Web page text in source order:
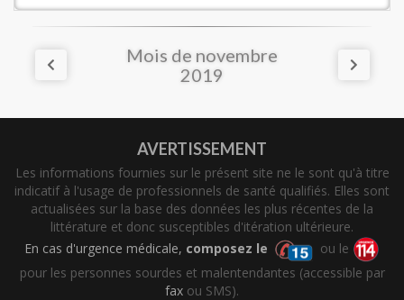
Mois de novembre
2019
AVERTISSEMENT
Les informations fournies sur le présent site ne le sont qu'à titre
indicatif à l'usage de professionnels de santé qualifiés. Elles sont
actualisées sur la base des données les plus récentes de la
littérature et donc susceptibles d'itération ultérieure.
En cas d'urgence médicale, composez le
ou le
pour les personnes sourdes et malentendantes (accessible par
fax ou SMS).